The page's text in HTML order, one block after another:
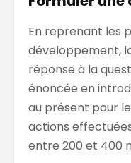
En reprenant les
développement,
réponse à la
énoncée en
au présent pour
actions
entre 200 et 400